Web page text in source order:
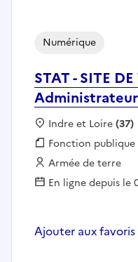
STAT - SITE
Numérique
Localisation :
Indre et Loire(37)
Fonction publique
Fonction
Employeur :
Armée de terre
En ligne depuis le
Ajouter aux favoris